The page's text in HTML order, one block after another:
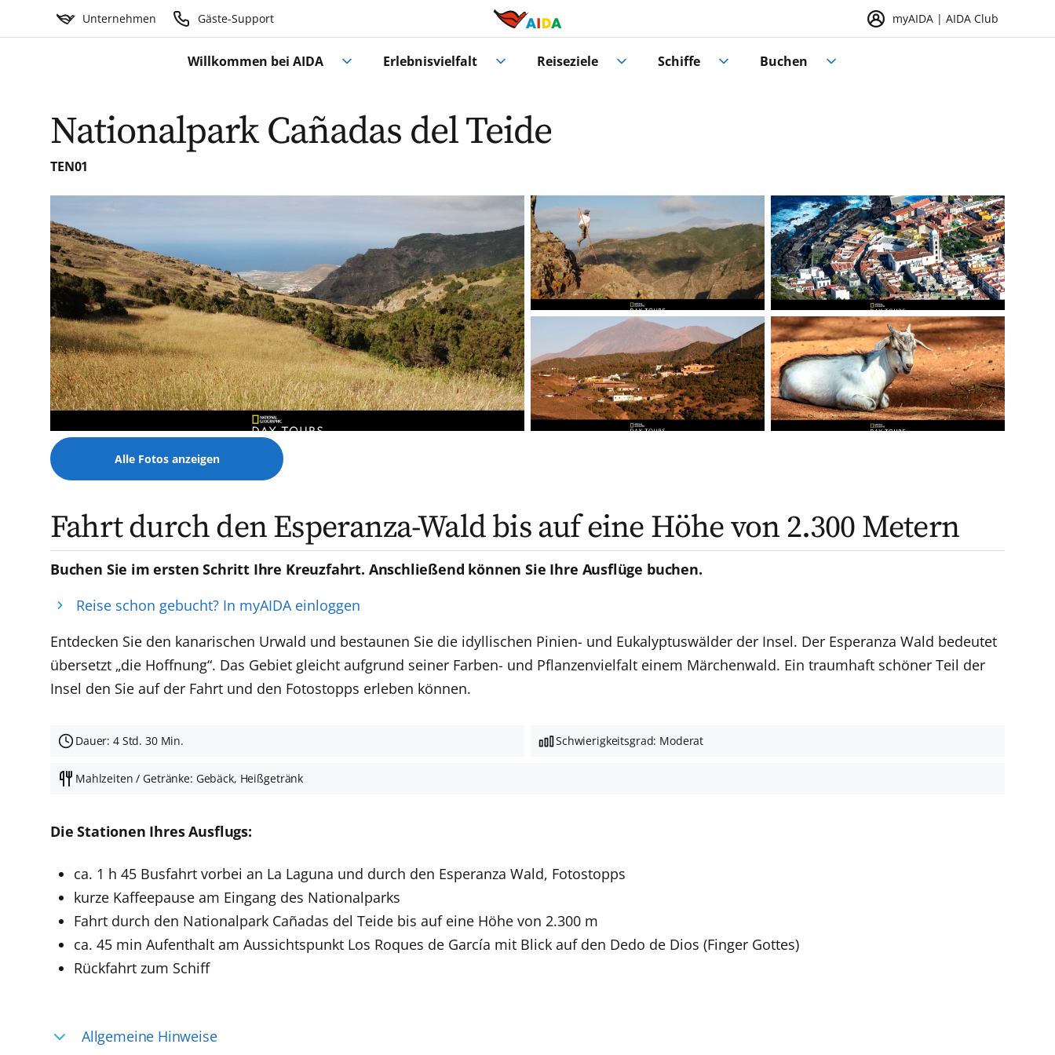
Unternehmen Gäste-Support myAIDA | AIDA Club
Willkommen bei AIDA Erlebnisvielfalt Reiseziele Schiffe Buchen
Nationalpark Cañadas del Teide
TEN01
Alle Fotos anzeigen
Fahrt durch den Esperanza-Wald bis auf eine Höhe von 2.300 Metern
Buchen Sie im ersten Schritt Ihre Kreuzfahrt. Anschließend können Sie Ihre Ausflüge buchen.
Reise schon gebucht? In myAIDA einloggen
Entdecken Sie den kanarischen Urwald und bestaunen Sie die idyllischen Pinien- und Eukalyptuswälder der Insel. Der Esperanza Wald bedeutet
übersetzt „die Hoffnung“. Das Gebiet gleicht aufgrund seiner Farben- und Pflanzenvielfalt einem Märchenwald. Ein traumhaft schöner Teil der
Insel den Sie auf der Fahrt und den Fotostopps erleben können.
Dauer: 4 Std. 30 Min. Schwierigkeitsgrad: Moderat
Mahlzeiten / Getränke: Gebäck, Heißgetränk
Die Stationen Ihres Ausflugs:
ca. 1 h 45 Busfahrt vorbei an La Laguna und durch den Esperanza Wald, Fotostopps
kurze Kaffeepause am Eingang des Nationalparks
Fahrt durch den Nationalpark Cañadas del Teide bis auf eine Höhe von 2.300 m
ca. 45 min Aufenthalt am Aussichtspunkt Los Roques de García mit Blick auf den Dedo de Dios (Finger Gottes)
Rückfahrt zum Schiff
Allgemeine Hinweise